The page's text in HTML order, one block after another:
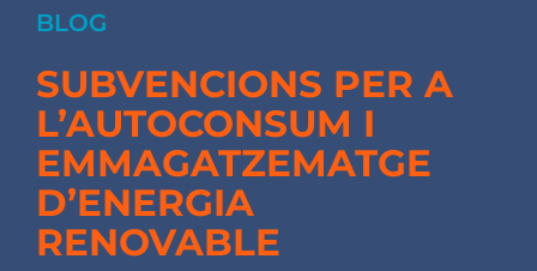
BLOG
SUBVENCIONS PER A
L’AUTOCONSUM I
EMMAGATZEMATGE
D’ENERGIA
RENOVABLE